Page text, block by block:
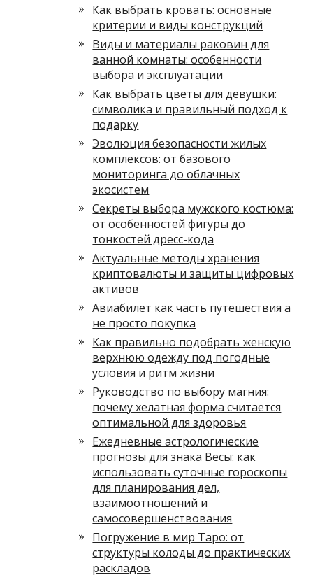
Как выбрать кровать: основные
критерии и виды конструкций
Виды и материалы раковин для
ванной комнаты: особенности
выбора и эксплуатации
Как выбрать цветы для девушки:
символика и правильный подход к
подарку
Эволюция безопасности жилых
комплексов: от базового
мониторинга до облачных
экосистем
Секреты выбора мужского костюма:
от особенностей фигуры до
тонкостей дресс-кода
Актуальные методы хранения
криптовалюты и защиты цифровых
активов
Авиабилет как часть путешествия а
не просто покупка
Как правильно подобрать женскую
верхнюю одежду под погодные
условия и ритм жизни
Руководство по выбору магния:
почему хелатная форма считается
оптимальной для здоровья
Ежедневные астрологические
прогнозы для знака Весы: как
использовать суточные гороскопы
для планирования дел,
взаимоотношений и
самосовершенствования
Погружение в мир Таро: от
структуры колоды до практических
раскладов